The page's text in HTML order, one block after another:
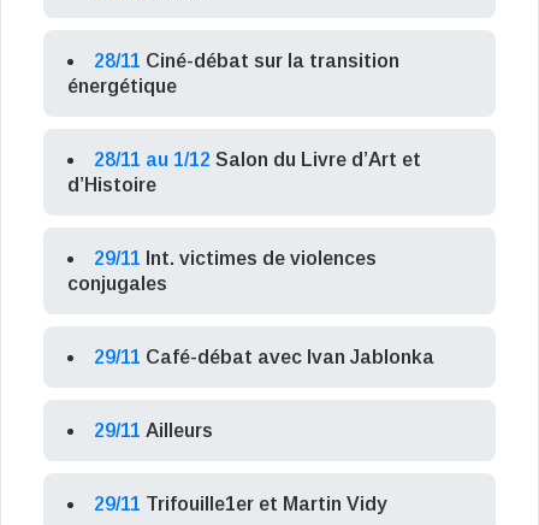
28/11 Ciné-débat sur la transition
énergétique
28/11 au 1/12 Salon du Livre d’Art et
d’Histoire
29/11 Int. victimes de violences
conjugales
29/11 Café-débat avec Ivan Jablonka
29/11 Ailleurs
29/11 Trifouille1er et Martin Vidy